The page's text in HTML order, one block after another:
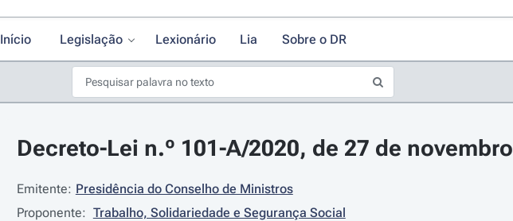
Início Legislação Lexionário Lia Sobre o DR
Decreto-Lei n.º 101-A/2020, de 27 de novembro
Emitente: Presidência do Conselho de Ministros
Proponente: Trabalho, Solidariedade e Segurança Social